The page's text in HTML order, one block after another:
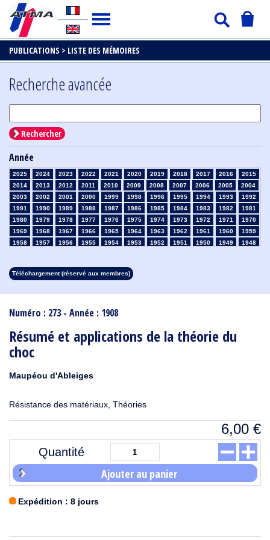
PUBLICATIONS > LISTE DES MÉMOIRES
Numéro : 273 - Année : 1908
Résumé et applications de la théorie du
choc
Maupéou d'Ableiges
Résistance des matériaux, Théories
6,00 €
Quantité
Ajouter au panier
Expédition : 8 jours
Recherche avancée
Rechercher
Année
2025 2024 2023 2022 2021 2020 2019 2018 2017 2016
2015
2014
2013 2012 2011 2010 2009 2008 2007 2006 2005
2004
2003
2002 2001 2000 1999 1998 1996 1995 1994 1993
1992
1991
1990 1989 1988 1987 1986 1985 1984 1983 1982
1981
1980
1979 1978 1977 1976 1975 1974 1973 1972 1971
1970
1969
1968 1967 1966 1965 1964 1963 1962 1961 1960
1959
1958
1957 1956 1955 1954 1953 1952 1951 1950 1949
1948
1913
1912 1911 1910 1909 1908
Téléchargement (réservé aux membres)